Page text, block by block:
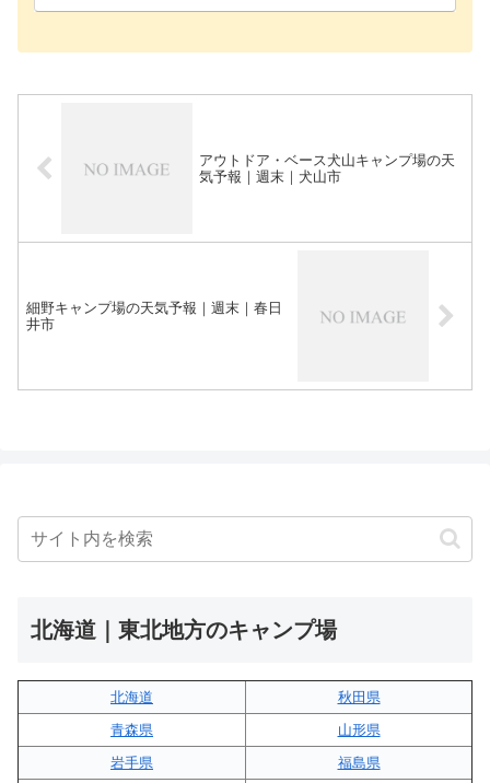
アウトドア・ベース犬山キャンプ場の天
気予報｜週末｜犬山市
細野キャンプ場の天気予報｜週末｜春日
井市
北海道｜東北地方のキャンプ場
北海道
秋田県
青森県
山形県
岩手県
福島県